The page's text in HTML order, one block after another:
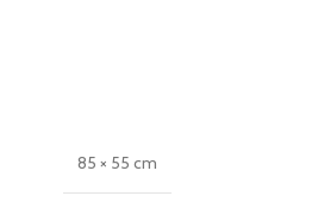
85 × 55 cm